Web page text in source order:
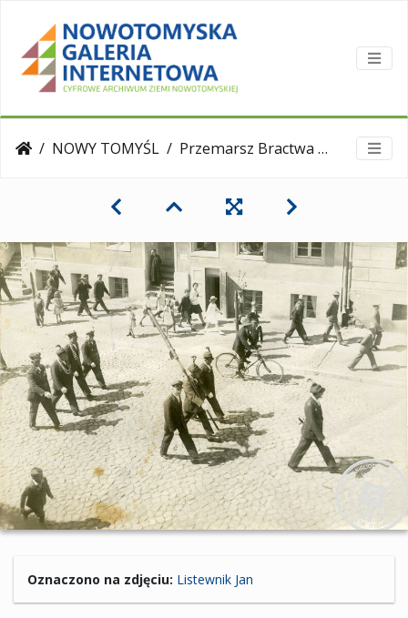
NOWY TOMYŚL Przemarsz Bractwa Kurkowego do strzelnicy, lata 30. XX w.
Oznaczono na zdjęciu: Listewnik Jan